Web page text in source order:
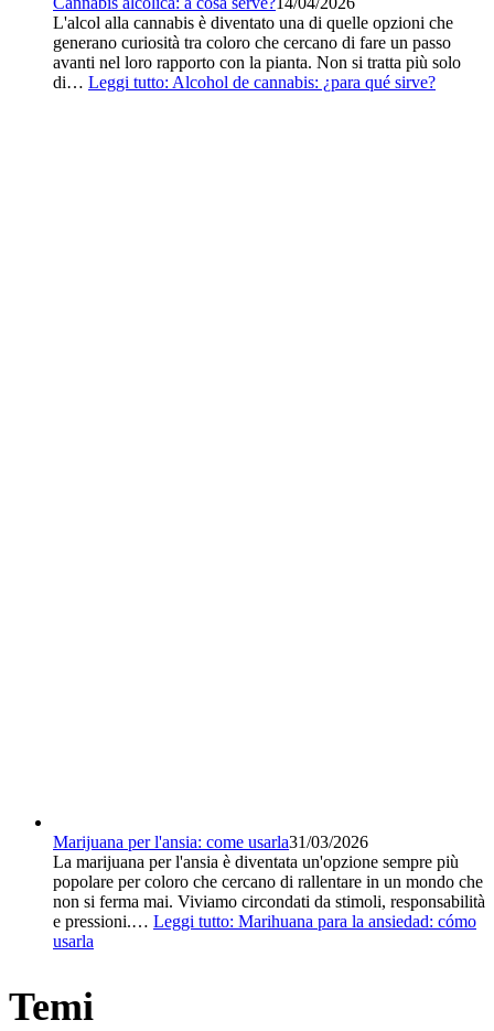
L'alcol alla cannabis è diventato una di quelle opzioni che
generano curiosità tra coloro che cercano di fare un passo
avanti nel loro rapporto con la pianta. Non si tratta più solo
di… Leggi tutto: Alcohol de cannabis: ¿para qué sirve?
Marijuana per l'ansia: come usarla31/03/2026
La marijuana per l'ansia è diventata un'opzione sempre più
popolare per coloro che cercano di rallentare in un mondo che
non si ferma mai. Viviamo circondati da stimoli, responsabilità
e pressioni.… Leggi tutto: Marihuana para la ansiedad: cómo
usarla
Temi